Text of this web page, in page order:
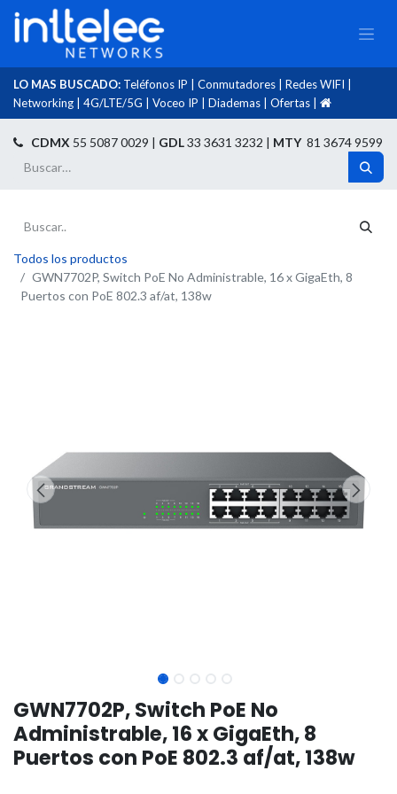
LO MAS BUSCADO: Teléfonos IP Conmutadores Redes WIFI
Networking
4G/LTE/5G Voceo IP Diademas Ofertas
CDMX 55 5087 0029 | GDL33 3631 3232 | MTY81 3674 9599
Todos los productos
GWN7702P, Switch PoE No Administrable, 16 x GigaEth, 8
Puertos con PoE 802.3 af/at, 138w
GWN7702P, Switch PoE No
Administrable, 16 x GigaEth, 8
Puertos con PoE 802.3 af/at, 138w